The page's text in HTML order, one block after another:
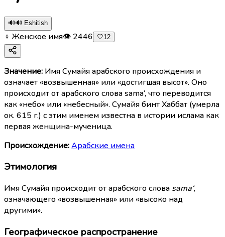
🔊🔊 Eshitish
♀ Женское имя👁 2446 🤍12
Значение: Имя Сумайя арабского происхождения и
означает «возвышенная» или «достигшая высот». Оно
происходит от арабского слова sama‘, что переводится
как «небо» или «небесный». Сумайя бинт Хаббат (умерла
ок. 615 г.) с этим именем известна в истории ислама как
первая женщина-мученица.
Происхождение:Арабские имена
Этимология
Имя Сумайя происходит от арабского слова sama‘,
означающего «возвышенная» или «высоко над
другими».
Географическое распространение